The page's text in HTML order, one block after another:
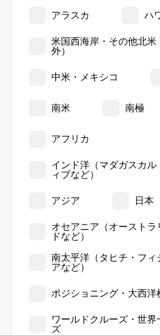
アラスカ ハ
米国西海岸・その他北米
外）
中米・メキシコ
南米 南極
アフリカ
インド洋（マダガスカ
ィブなど）
アジア 日本
オセアニア（オースト
ドなど）
南太平洋（タヒチ・フィ
アなど）
ポジショニング・大西洋
ワールドクルーズ・世
ズ